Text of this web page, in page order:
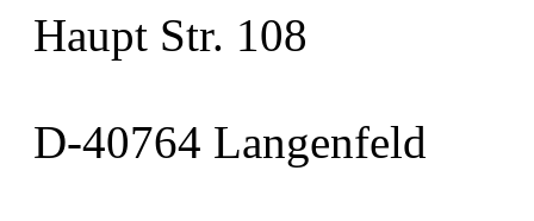
Haupt Str. 108
D-40764 Langenfeld